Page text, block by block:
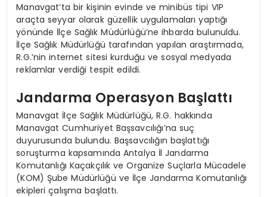
Manavgat’ta bir kişinin evinde ve minibüs tipi VIP
araçta seyyar olarak güzellik uygulamaları yaptığı
yönünde İlçe Sağlık Müdürlüğü’ne ihbarda bulunuldu.
İlçe Sağlık Müdürlüğü tarafından yapılan araştırmada,
R.G.’nin internet sitesi kurduğu ve sosyal medyada
reklamlar verdiği tespit edildi.
Jandarma Operasyon Başlattı
Manavgat İlçe Sağlık Müdürlüğü, R.G. hakkında
Manavgat Cumhuriyet Başsavcılığı’na suç
duyurusunda bulundu. Başsavcılığın başlattığı
soruşturma kapsamında Antalya İl Jandarma
Komutanlığı Kaçakçılık ve Organize Suçlarla Mücadele
(KOM) Şube Müdürlüğü ve İlçe Jandarma Komutanlığı
ekipleri çalışma başlattı.